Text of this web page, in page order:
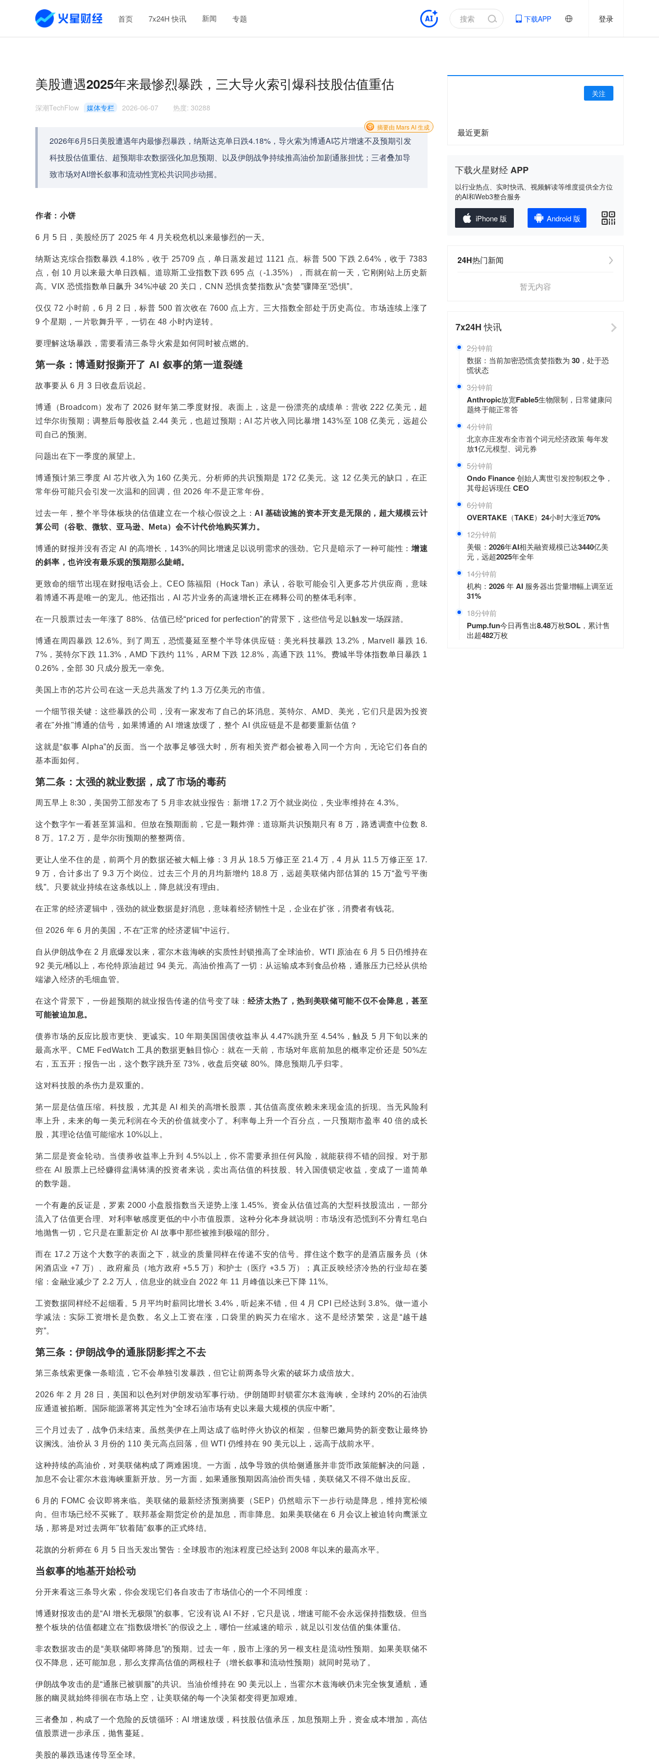
首页 7x24H 快讯 新闻 专题 下载APP 登录
美股遭遇2025年来最惨烈暴跌，三大导火索引爆科技股估值重估
深潮TechFlow 媒体专栏 2026-06-07 热度: 30288
2026年6月5日美股遭遇年内最惨烈暴跌，纳斯达克单日跌4.18%，导火索为博通AI芯片增速不及预期引发
科技股估值重估、超预期非农数据强化加息预期、以及伊朗战争持续推高油价加剧通胀担忧；三者叠加导
致市场对AI增长叙事和流动性宽松共识同步动摇。
摘要由 Mars AI 生成
作者：小饼
6 月 5 日，美股经历了 2025 年 4 月关税危机以来最惨烈的一天。
纳斯达克综合指数暴跌 4.18%，收于 25709 点，单日蒸发超过 1121 点。标普 500 下跌 2.64%，收于 7383
点，创 10 月以来最大单日跌幅。道琼斯工业指数下跌 695 点（-1.35%），而就在前一天，它刚刚站上历史新
高。VIX 恐慌指数单日飙升 34%冲破 20 关口，CNN 恐惧贪婪指数从“贪婪”骤降至“恐惧”。
仅仅 72 小时前，6 月 2 日，标普 500 首次收在 7600 点上方。三大指数全部处于历史高位。市场连续上涨了
9 个星期，一片歌舞升平，一切在 48 小时内逆转。
要理解这场暴跌，需要看清三条导火索是如何同时被点燃的。
第一条：博通财报撕开了 AI 叙事的第一道裂缝
故事要从 6 月 3 日收盘后说起。
博通（Broadcom）发布了 2026 财年第二季度财报。表面上，这是一份漂亮的成绩单：营收 222 亿美元，超
过华尔街预期；调整后每股收益 2.44 美元，也超过预期；AI 芯片收入同比暴增 143%至 108 亿美元，远超公
司自己的预测。
问题出在下一季度的展望上。
博通预计第三季度 AI 芯片收入为 160 亿美元。分析师的共识预期是 172 亿美元。这 12 亿美元的缺口，在正
常年份可能只会引发一次温和的回调，但 2026 年不是正常年份。
过去一年，整个半导体板块的估值建立在一个核心假设之上： AI 基础设施的资本开支是无限的，超大规模云计
算公司（谷歌、微软、亚马逊、Meta）会不计代价地购买算力。
博通的财报并没有否定 AI 的高增长，143%的同比增速足以说明需求的强劲。它只是暗示了一种可能性： 增速
的斜率，也许没有最乐观的预期那么陡峭。
更致命的细节出现在财报电话会上。CEO 陈福阳（Hock Tan）承认，谷歌可能会引入更多芯片供应商，意味
着博通不再是唯一的宠儿。他还指出，AI 芯片业务的高速增长正在稀释公司的整体毛利率。
在一只股票过去一年涨了 88%、估值已经“priced for perfection”的背景下，这些信号足以触发一场踩踏。
博通在周四暴跌 12.6%。到了周五，恐慌蔓延至整个半导体供应链：美光科技暴跌 13.2%，Marvell 暴跌 16.
7%，英特尔下跌 11.3%，AMD 下跌约 11%，ARM 下跌 12.8%，高通下跌 11%。费城半导体指数单日暴跌 1
0.26%，全部 30 只成分股无一幸免。
美国上市的芯片公司在这一天总共蒸发了约 1.3 万亿美元的市值。
一个细节很关键：这些暴跌的公司，没有一家发布了自己的坏消息。英特尔、AMD、美光，它们只是因为投资
者在"外推"博通的信号，如果博通的 AI 增速放缓了，整个 AI 供应链是不是都要重新估值？
这就是“叙事 Alpha”的反面。当一个故事足够强大时，所有相关资产都会被卷入同一个方向，无论它们各自的
基本面如何。
第二条：太强的就业数据，成了市场的毒药
周五早上 8:30，美国劳工部发布了 5 月非农就业报告：新增 17.2 万个就业岗位，失业率维持在 4.3%。
这个数字乍一看甚至算温和。但放在预期面前，它是一颗炸弹：道琼斯共识预期只有 8 万，路透调查中位数 8.
8 万。17.2 万，是华尔街预期的整整两倍。
更让人坐不住的是，前两个月的数据还被大幅上修：3 月从 18.5 万修正至 21.4 万，4 月从 11.5 万修正至 17.
9 万，合计多出了 9.3 万个岗位。过去三个月的月均新增约 18.8 万，远超美联储内部估算的 15 万“盈亏平衡
线”。只要就业持续在这条线以上，降息就没有理由。
在正常的经济逻辑中，强劲的就业数据是好消息，意味着经济韧性十足，企业在扩张，消费者有钱花。
但 2026 年 6 月的美国，不在“正常的经济逻辑”中运行。
自从伊朗战争在 2 月底爆发以来，霍尔木兹海峡的实质性封锁推高了全球油价。WTI 原油在 6 月 5 日仍维持在
92 美元/桶以上，布伦特原油超过 94 美元。高油价推高了一切：从运输成本到食品价格，通胀压力已经从供给
端渗入经济的毛细血管。
在这个背景下，一份超预期的就业报告传递的信号变了味：经济太热了，热到美联储可能不仅不会降息，甚至
可能被迫加息。
债券市场的反应比股市更快、更诚实。10 年期美国国债收益率从 4.47%跳升至 4.54%，触及 5 月下旬以来的
最高水平。CME FedWatch 工具的数据更触目惊心：就在一天前，市场对年底前加息的概率定价还是 50%左
右，五五开；报告一出，这个数字跳升至 73%，收盘后突破 80%。降息预期几乎归零。
这对科技股的杀伤力是双重的。
第一层是估值压缩。科技股，尤其是 AI 相关的高增长股票，其估值高度依赖未来现金流的折现。当无风险利
率上升，未来的每一美元利润在今天的价值就变小了。利率每上升一个百分点，一只预期市盈率 40 倍的成长
股，其理论估值可能缩水 10%以上。
第二层是资金轮动。当债券收益率上升到 4.5%以上，你不需要承担任何风险，就能获得不错的回报。对于那
些在 AI 股票上已经赚得盆满钵满的投资者来说，卖出高估值的科技股、转入国债锁定收益，变成了一道简单
的数学题。
一个有趣的反证是，罗素 2000 小盘股指数当天逆势上涨 1.45%。资金从估值过高的大型科技股流出，一部分
流入了估值更合理、对利率敏感度更低的中小市值股票。这种分化本身就说明：市场没有恐慌到不分青红皂白
地抛售一切，它只是在重新定价 AI 故事中那些被推到极端的部分。
而在 17.2 万这个大数字的表面之下，就业的质量同样在传递不安的信号。撑住这个数字的是酒店服务员（休
闲酒店业 +7 万）、政府雇员（地方政府 +5.5 万）和护士（医疗 +3.5 万）；真正反映经济冷热的行业却在萎
缩：金融业减少了 2.2 万人，信息业的就业自 2022 年 11 月峰值以来已下降 11%。
工资数据同样经不起细看。5 月平均时薪同比增长 3.4%，听起来不错，但 4 月 CPI 已经达到 3.8%。做一道小
学减法：实际工资增长是负数。名义上工资在涨，口袋里的购买力在缩水。这不是经济繁荣，这是“越干越
穷”。
第三条：伊朗战争的通胀阴影挥之不去
第三条线索更像一条暗流，它不会单独引发暴跌，但它让前两条导火索的破坏力成倍放大。
2026 年 2 月 28 日，美国和以色列对伊朗发动军事行动。伊朗随即封锁霍尔木兹海峡，全球约 20%的石油供
应通道被掐断。国际能源署将其定性为“全球石油市场有史以来最大规模的供应中断”。
三个月过去了，战争仍未结束。虽然美伊在上周达成了临时停火协议的框架，但黎巴嫩局势的新变数让最终协
议搁浅。油价从 3 月份的 110 美元高点回落，但 WTI 仍维持在 90 美元以上，远高于战前水平。
这种持续的高油价，对美联储构成了两难困境。一方面，战争导致的供给侧通胀并非货币政策能解决的问题，
加息不会让霍尔木兹海峡重新开放。另一方面，如果通胀预期因高油价而失锚，美联储又不得不做出反应。
6 月的 FOMC 会议即将来临。美联储的最新经济预测摘要（SEP）仍然暗示下一步行动是降息，维持宽松倾
向。但市场已经不买账了。联邦基金期货定价的是加息，而非降息。如果美联储在 6 月会议上被迫转向鹰派立
场，那将是对过去两年"软着陆"叙事的正式终结。
花旗的分析师在 6 月 5 日当天发出警告：全球股市的泡沫程度已经达到 2008 年以来的最高水平。
当叙事的地基开始松动
分开来看这三条导火索，你会发现它们各自攻击了市场信心的一个不同维度：
博通财报攻击的是“AI 增长无极限”的叙事。它没有说 AI 不好，它只是说，增速可能不会永远保持指数级。但当
整个板块的估值都建立在"指数级增长"的假设之上，哪怕一丝减速的暗示，就足以引发估值的集体重估。
非农数据攻击的是“美联储即将降息”的预期。过去一年，股市上涨的另一根支柱是流动性预期。如果美联储不
仅不降息，还可能加息，那么支撑高估值的两根柱子（增长叙事和流动性预期）就同时晃动了。
伊朗战争攻击的是“通胀已被驯服”的共识。当油价维持在 90 美元以上，当霍尔木兹海峡仍未完全恢复通航，通
胀的幽灵就始终徘徊在市场上空，让美联储的每一个决策都变得更加艰难。
三者叠加，构成了一个危险的反馈循环：AI 增速放缓，科技股估值承压，加息预期上升，资金成本增加，高估
值股票进一步承压，抛售蔓延。
美股的暴跌迅速传导至全球。
关注
最近更新
下载火星财经 APP
以行业热点、实时快讯、视频解读等维度提供全方位
的AI和Web3整合服务
iPhone 版 Android 版
24H热门新闻
暂无内容
7x24H快讯
2分钟前
数据：当前加密恐慌贪婪指数为 30，处于恐
慌状态
3分钟前
Anthropic放宽Fable5生物限制，日常健康问
题终于能正常答
4分钟前
北京亦庄发布全市首个词元经济政策 每年发
放1亿元模型、词元券
5分钟前
Ondo Finance 创始人离世引发控制权之争，
其母起诉现任 CEO
6分钟前
OVERTAKE（TAKE）24小时大涨近70%
12分钟前
美银：2026年AI相关融资规模已达3440亿美
元，远超2025年全年
14分钟前
机构：2026 年 AI 服务器出货量增幅上调至近
31%
18分钟前
Pump.fun今日再售出8.48万枚SOL，累计售
出超482万枚